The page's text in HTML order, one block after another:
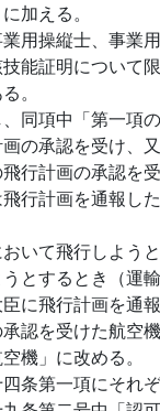
加える。
用操縦士、事業
能証明について
。
同項中「第一項
の承認を受け、
行計画の承認を
行計画を通報し
いて飛行しよう
とするとき（運
に飛行計画を通
認を受けた航空
機」に改める。
条第一項にそれ